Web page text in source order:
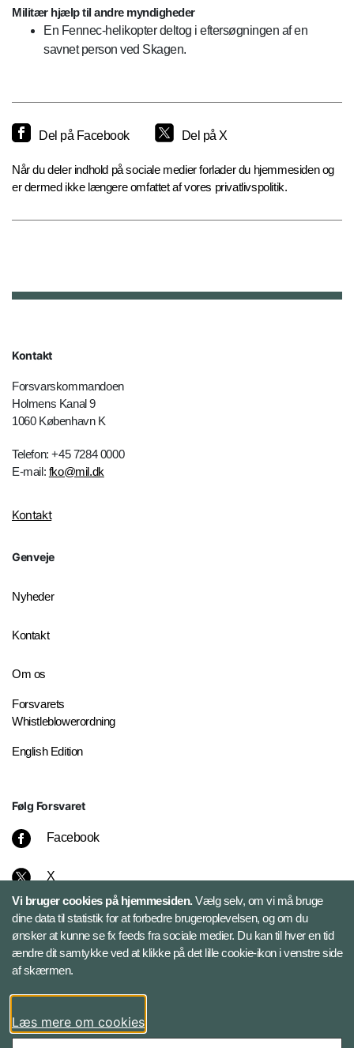
Militær hjælp til andre myndigheder
En Fennec-helikopter deltog i eftersøgningen af en
savnet person ved Skagen.
Del på Facebook Del på X
Når du deler indhold på sociale medier forlader du hjemmesiden og
er dermed ikke længere omfattet af vores privatlivspolitik.
Kontakt
Forsvarskommandoen
Holmens Kanal 9
1060 København K
Telefon: +45 7284 0000
E-mail: fko@mil.dk
Kontakt
Genveje
Nyheder
Kontakt
Om os
Forsvarets
Whistleblowerordning
English Edition
Følg Forsvaret
Facebook
X
Instagram
Bluesky
LinkedIn
Vi bruger cookies på hjemmesiden.Vælg selv, om vi må bruge
dine data til statistik for at forbedre brugeroplevelsen, og om du
ønsker at kunne se fx feeds fra sociale medier. Du kan til hver en tid
ændre dit samtykke ved at klikke på det lille cookie-ikon i venstre side
af skærmen.
Læs mere om cookies